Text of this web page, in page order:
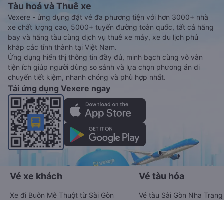
Tàu hoả và Thuê xe
Vexere - ứng dụng đặt vé đa phương tiện với hơn 3000+ nhà
xe chất lượng cao, 5000+ tuyến đường toàn quốc, tất cả hãng
bay và hãng tàu cùng dịch vụ thuê xe máy, xe du lịch phủ
khắp các tỉnh thành tại Việt Nam.
Ứng dụng hiển thị thông tin đầy đủ, minh bạch cùng vô vàn
tiện ích giúp người dùng so sánh và lựa chọn phương án di
chuyển tiết kiệm, nhanh chóng và phù hợp nhất.
Tải ứng dụng Vexere ngay
Vé xe khách
Xe đi Buôn Mê Thuột từ Sài Gòn
Vé tàu hỏa
Vé tàu Sài Gòn Nha Trang